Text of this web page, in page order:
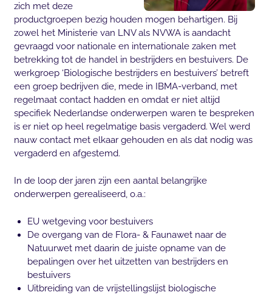
zich met deze
productgroepen bezig houden mogen behartigen. Bij
zowel het Ministerie van LNV als NVWA is aandacht
gevraagd voor nationale en internationale zaken met
betrekking tot de handel in bestrijders en bestuivers. De
werkgroep ‘Biologische bestrijders en bestuivers’ betreft
een groep bedrijven die, mede in IBMA-verband, met
regelmaat contact hadden en omdat er niet altijd
specifiek Nederlandse onderwerpen waren te bespreken
is er niet op heel regelmatige basis vergaderd. Wel werd
nauw contact met elkaar gehouden en als dat nodig was
vergaderd en afgestemd.
In de loop der jaren zijn een aantal belangrijke
onderwerpen gerealiseerd, o.a.:
EU wetgeving voor bestuivers
De overgang van de Flora- & Faunawet naar de
Natuurwet met daarin de juiste opname van de
bepalingen over het uitzetten van bestrijders en
bestuivers
Uitbreiding van de vrijstellingslijst biologische